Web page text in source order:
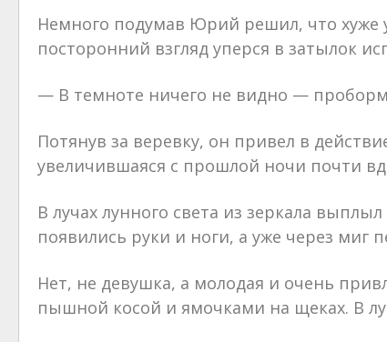
Немного подумав Юрий решил, что хуже
посторонний взгляд уперся в затылок
— В темноте ничего не видно —
Потянув за веревку, он привел в
увеличившаяся с прошлой ночи почти
В лучах лунного света из зеркала
появились руки и ноги, а уже через миг
Нет, не девушка, а молодая и очень
пышной косой и ямочками на щеках. В